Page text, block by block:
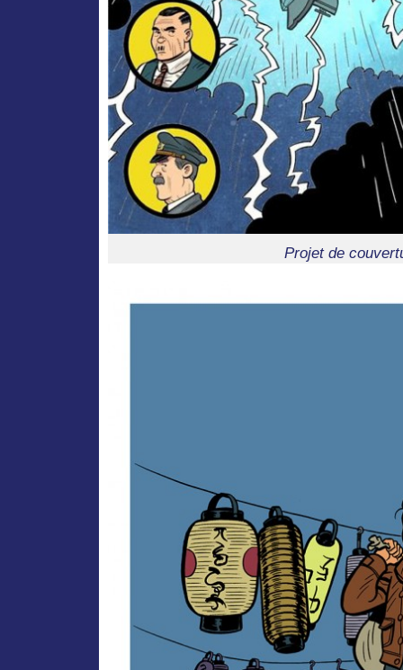
Projet de